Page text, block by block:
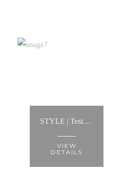
STYLE | Testemunho: “A Anita fez-me recuperar a minha autoestima e ver-me de forma diferente."
VIEW
DETAILS